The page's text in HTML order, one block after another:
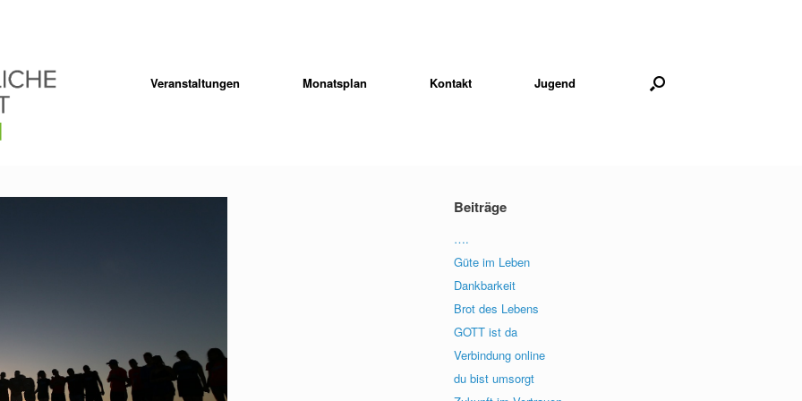
Veranstaltungen Monatsplan Kontakt Jugend
Beiträge
….
Güte im Leben
Dankbarkeit
Brot des Lebens
GOTT ist da
Verbindung online
du bist umsorgt